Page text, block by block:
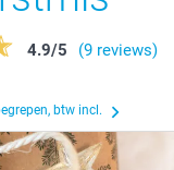
4.9/5
(9 reviews)
btw incl.